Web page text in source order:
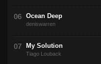
Ocean Deep
deniswarren
My Solution
Tiago Louback